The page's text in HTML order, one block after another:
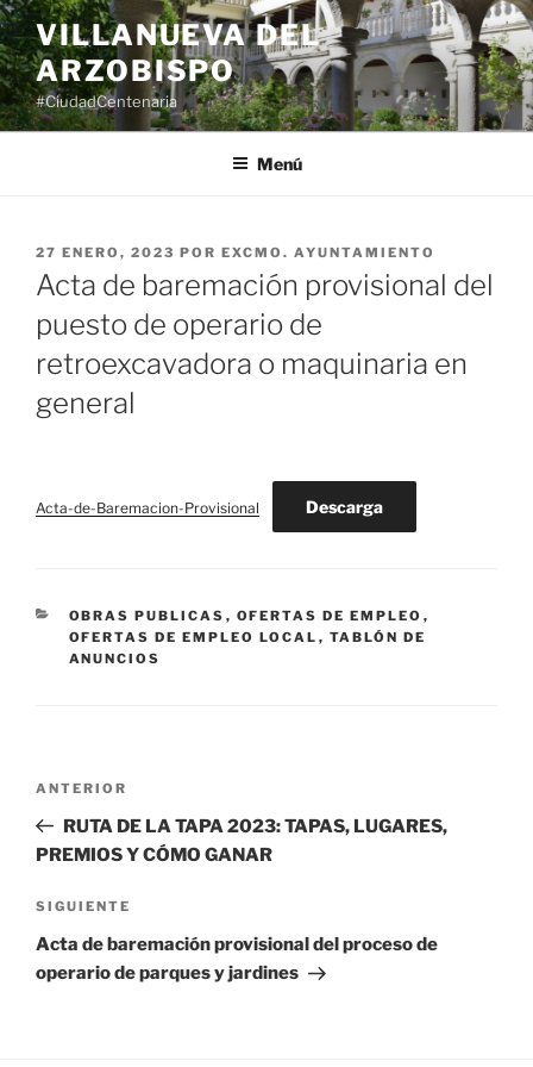
Saltar
al
contenido
VILLANUEVA DEL
ARZOBISPO
#CiudadCentenaria
Menú
PUBLICADO
EL
27 ENERO, 2023 POR EXCMO. AYUNTAMIENTO
Acta de baremación provisional del
puesto de operario de
retroexcavadora o maquinaria en
general
Acta-de-Baremacion-Provisional Descarga
CATEGORÍAS
OBRAS PUBLICAS , OFERTAS DE EMPLEO ,
OFERTAS DE EMPLEO LOCAL , TABLÓN DE
ANUNCIOS
Navegación
entradas
Entrada
anterior:
ANTERIOR
RUTA DE LA TAPA 2023: TAPAS, LUGARES,
PREMIOS Y CÓMO GANAR
Siguiente
entrada
SIGUIENTE
Acta de baremación provisional del proceso de
operario de parques y jardines